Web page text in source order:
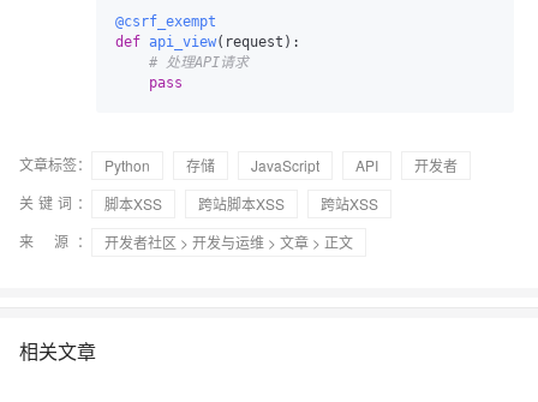
@csrf_exempt
def api_view( request ):
# 处理API请求
pass
文章标签： Python 存储 JavaScript API
开发者
关键词：
脚本XSS 跨站脚本XSS
跨站XSS
来 源：
开发者社区 > 开发与运维 > 文章 > 正文
相关文章